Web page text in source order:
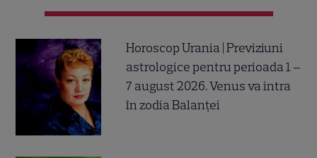
Horoscop Urania | Previziuni
astrologice pentru perioada 1 –
7 august 2026. Venus va intra
în zodia Balanței